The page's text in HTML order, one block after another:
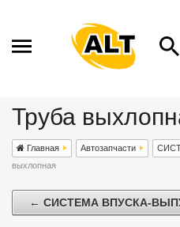
Труба
Главная Автозапчасти
выхлопная
← СИСТЕМА ВПУСКА-